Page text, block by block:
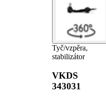
Tyč/vzpěra,
stabilizátor
VKDS
343031